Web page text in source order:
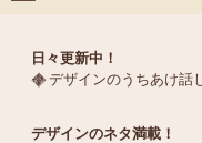
日々更新中！
デザインのうちあけ話
デザインのネタ満載！